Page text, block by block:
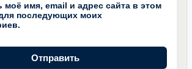
моё имя, email и адрес сайта в этом
последующих моих